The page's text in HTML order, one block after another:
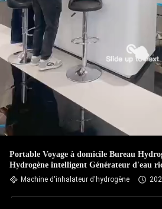
Portable Voyage à domicile Bureau
Hydrogène intelligent Générateur d'eau
Machine d'inhalateur d'hydrogène